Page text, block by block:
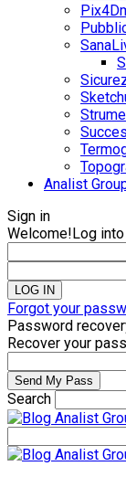
Analist
Sign in
Welcome!Log
Forgot your
Password
Recover your
Search